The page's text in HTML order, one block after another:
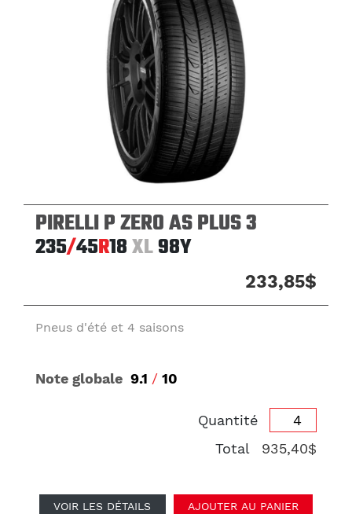
PIRELLI P ZERO AS PLUS 3
235/45R18XL98Y
233,85$
Pneus d'été et 4 saisons
Note globale 9.1 / 10
Quantité
Total
935,40$
VOIR LES DÉTAILS AJOUTER AU PANIER